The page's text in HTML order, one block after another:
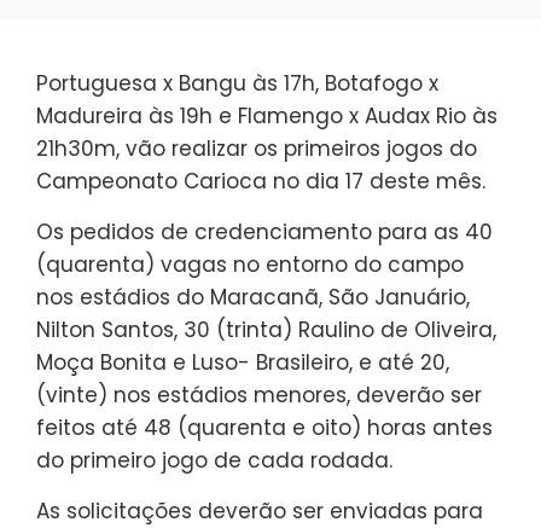
Portuguesa x Bangu às 17h, Botafogo x
Madureira às 19h e Flamengo x Audax Rio às
21h30m, vão realizar os primeiros jogos do
Campeonato Carioca no dia 17 deste mês.
Os pedidos de credenciamento para as 40
(quarenta) vagas no entorno do campo
nos estádios do Maracanã, São Januário,
Nilton Santos, 30 (trinta) Raulino de Oliveira,
Moça Bonita e Luso- Brasileiro, e até 20,
(vinte) nos estádios menores, deverão ser
feitos até 48 (quarenta e oito) horas antes
do primeiro jogo de cada rodada.
As solicitações deverão ser enviadas para